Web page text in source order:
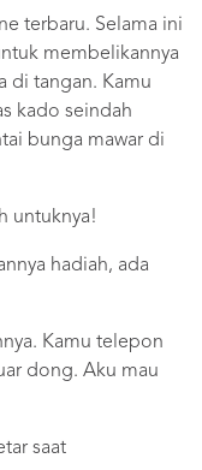
terbaru. Selama ini
membelikannya
di tangan. Kamu
kado seindah
bunga mawar di
untuknya!
hadiah, ada
Kamu telepon
dong. Aku mau
saat